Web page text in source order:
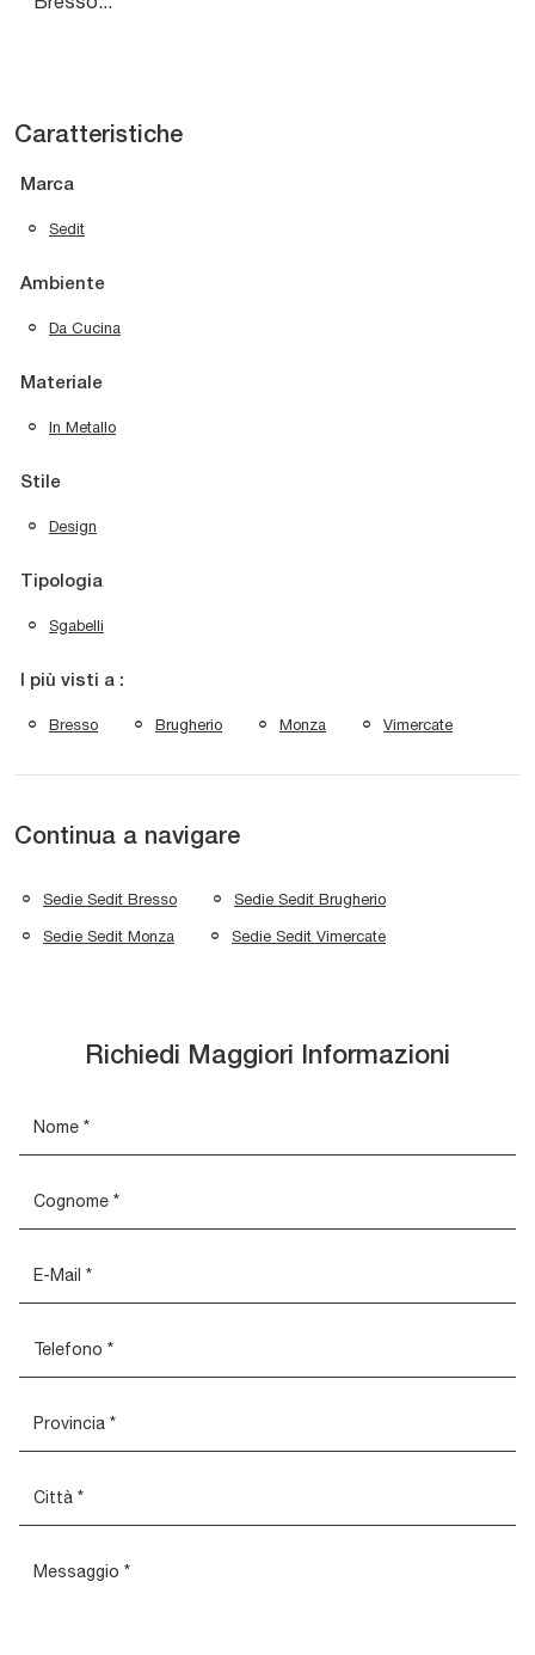
Caratteristiche
Marca
Sedit
Ambiente
Da Cucina
Materiale
In Metallo
Stile
Design
Tipologia
Sgabelli
I più visti a :
Bresso Brugherio Monza Vimercate
Continua a navigare
Sedie Sedit Bresso Sedie Sedit Brugherio
Sedie Sedit Monza Sedie Sedit Vimercate
Richiedi Maggiori Informazioni